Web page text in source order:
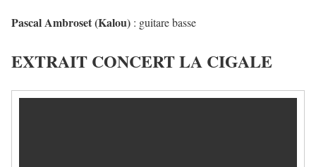
Pascal Ambroset (Kalou) : guitare basse
EXTRAIT CONCERT LA CIGALE